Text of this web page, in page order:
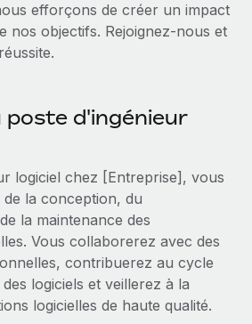
d’experts sur les RH à
de présélection des
sur les risques en
vos équipements informatiques
vos opportunités de partenariat
Bientôt disponible
et les talents
efforçons de créer un impact
nos objectifs. Rejoignez-nous et
poste d'ingénieur
logiciel chez [Entreprise], vous
la conception, du
la maintenance des
Vous collaborerez avec des
contribuerez au cycle
logiciels et veillerez à la
logicielles de haute qualité.